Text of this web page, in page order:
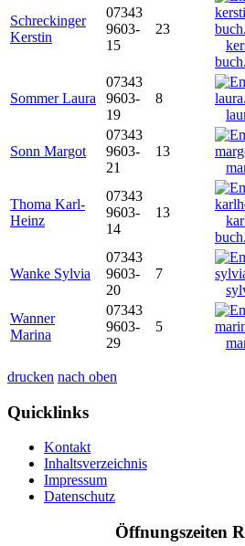
Schreckinger
Kerstin
07343
9603-
15
23
Sommer Laura
07343
9603-
19
8
Sonn Margot
07343
9603-
21
13
Thoma Karl-
Heinz
07343
9603-
14
13
Wanke Sylvia
07343
9603-
20
7
Wanner
Marina
07343
9603-
29
5
drucken nach oben
Quicklinks
Kontakt
Inhaltsverzeichnis
Impressum
Datenschutz
Öffnungszeiten